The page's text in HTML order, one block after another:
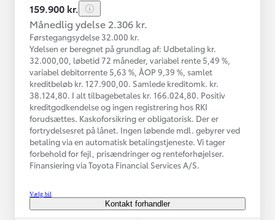
159.900 kr.
Månedlig ydelse 2.306 kr.
Førstegangsydelse 32.000 kr.
Ydelsen er beregnet på grundlag af: Udbetaling kr.
32.000,00, løbetid 72 måneder, variabel rente 5,49 %,
variabel debitorrente 5,63 %, ÅOP 9,39 %, samlet
kreditbeløb kr. 127.900,00. Samlede kreditomk. kr.
38.124,80. I alt tilbagebetales kr. 166.024,80. Positiv
kreditgodkendelse og ingen registrering hos RKI
forudsættes. Kaskoforsikring er obligatorisk. Der er
fortrydelsesret på lånet. Ingen løbende mdl. gebyrer ved
betaling via en automatisk betalingstjeneste. Vi tager
forbehold for fejl, prisændringer og renteforhøjelser.
Finansiering via Toyota Financial Services A/S.
Vælg bil
Kontakt forhandler